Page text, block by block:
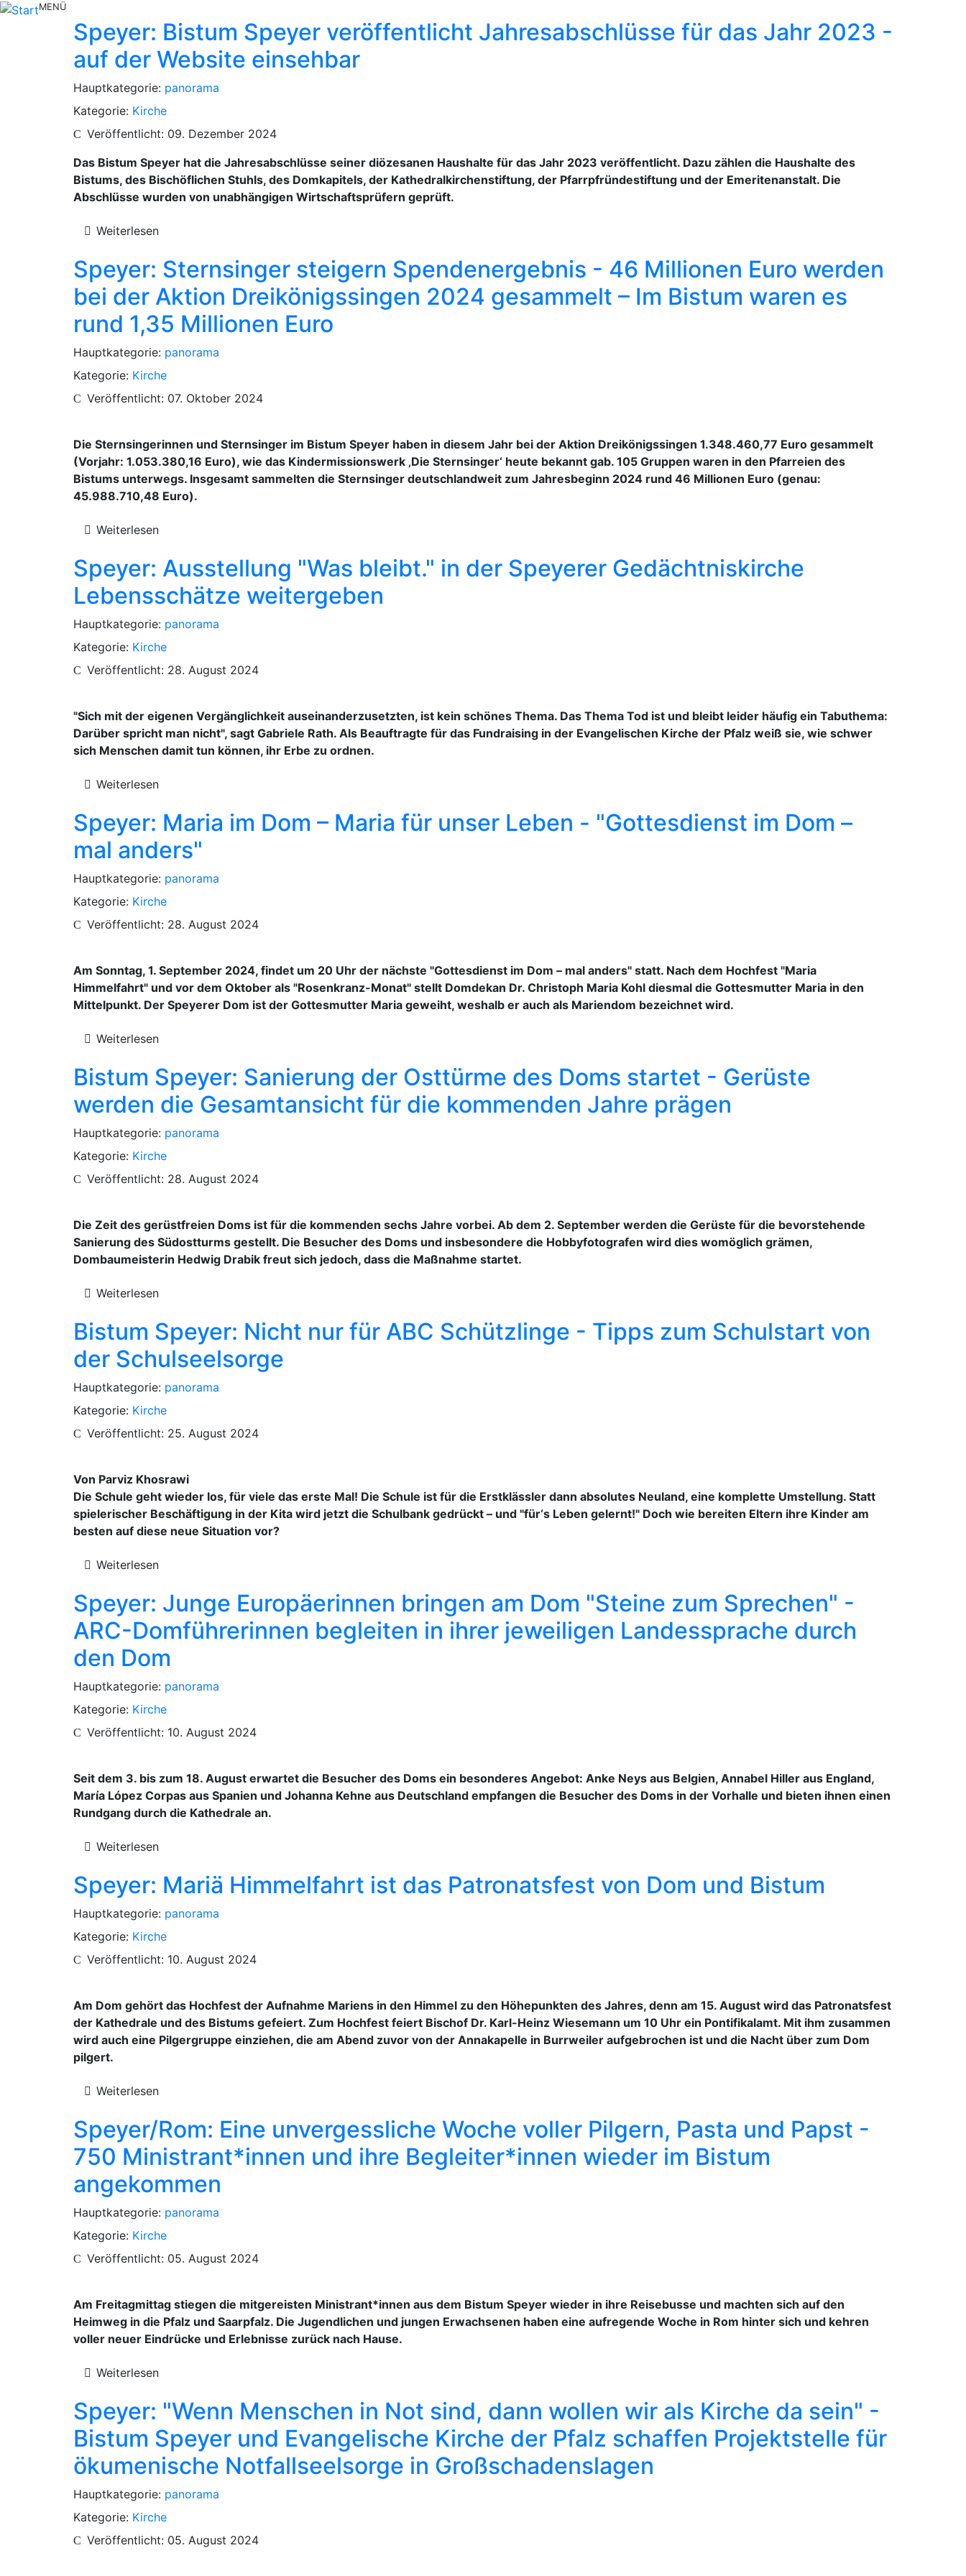
MENÜ
Speyer: Bistum Speyer veröffentlicht Jahresabschlüsse für das Jahr 2023 -
auf der Website einsehbar
Hauptkategorie: panorama
Kategorie: Kirche
Veröffentlicht: 09. Dezember 2024
Das Bistum Speyer hat die Jahresabschlüsse seiner diözesanen Haushalte für das Jahr 2023 veröffentlicht. Dazu zählen die Haushalte des
Bistums, des Bischöflichen Stuhls, des Domkapitels, der Kathedralkirchenstiftung, der Pfarrpfründestiftung und der Emeritenanstalt. Die
Abschlüsse wurden von unabhängigen Wirtschaftsprüfern geprüft.
Weiterlesen
Speyer: Sternsinger steigern Spendenergebnis - 46 Millionen Euro werden
bei der Aktion Dreikönigssingen 2024 gesammelt – Im Bistum waren es
rund 1,35 Millionen Euro
Hauptkategorie: panorama
Kategorie: Kirche
Veröffentlicht: 07. Oktober 2024
Die Sternsingerinnen und Sternsinger im Bistum Speyer haben in diesem Jahr bei der Aktion Dreikönigssingen 1.348.460,77 Euro gesammelt
(Vorjahr: 1.053.380,16 Euro), wie das Kindermissionswerk ‚Die Sternsinger‘ heute bekannt gab. 105 Gruppen waren in den Pfarreien des
Bistums unterwegs. Insgesamt sammelten die Sternsinger deutschlandweit zum Jahresbeginn 2024 rund 46 Millionen Euro (genau:
45.988.710,48 Euro).
Weiterlesen
Speyer: Ausstellung "Was bleibt." in der Speyerer Gedächtniskirche
Lebensschätze weitergeben
Hauptkategorie: panorama
Kategorie: Kirche
Veröffentlicht: 28. August 2024
"Sich mit der eigenen Vergänglichkeit auseinanderzusetzten, ist kein schönes Thema. Das Thema Tod ist und bleibt leider häufig ein Tabuthema:
Darüber spricht man nicht", sagt Gabriele Rath. Als Beauftragte für das Fundraising in der Evangelischen Kirche der Pfalz weiß sie, wie schwer
sich Menschen damit tun können, ihr Erbe zu ordnen.
Weiterlesen
Speyer: Maria im Dom – Maria für unser Leben - "Gottesdienst im Dom –
mal anders"
Hauptkategorie: panorama
Kategorie: Kirche
Veröffentlicht: 28. August 2024
Am Sonntag, 1. September 2024, findet um 20 Uhr der nächste "Gottesdienst im Dom – mal anders" statt. Nach dem Hochfest "Maria
Himmelfahrt" und vor dem Oktober als "Rosenkranz-Monat" stellt Domdekan Dr. Christoph Maria Kohl diesmal die Gottesmutter Maria in den
Mittelpunkt. Der Speyerer Dom ist der Gottesmutter Maria geweiht, weshalb er auch als Mariendom bezeichnet wird.
Weiterlesen
Bistum Speyer: Sanierung der Osttürme des Doms startet - Gerüste
werden die Gesamtansicht für die kommenden Jahre prägen
Hauptkategorie: panorama
Kategorie: Kirche
Veröffentlicht: 28. August 2024
Die Zeit des gerüstfreien Doms ist für die kommenden sechs Jahre vorbei. Ab dem 2. September werden die Gerüste für die bevorstehende
Sanierung des Südostturms gestellt. Die Besucher des Doms und insbesondere die Hobbyfotografen wird dies womöglich grämen,
Dombaumeisterin Hedwig Drabik freut sich jedoch, dass die Maßnahme startet.
Weiterlesen
Bistum Speyer: Nicht nur für ABC Schützlinge - Tipps zum Schulstart von
der Schulseelsorge
Hauptkategorie: panorama
Kategorie: Kirche
Veröffentlicht: 25. August 2024
Von Parviz Khosrawi
Die Schule geht wieder los, für viele das erste Mal! Die Schule ist für die Erstklässler dann absolutes Neuland, eine komplette Umstellung. Statt
spielerischer Beschäftigung in der Kita wird jetzt die Schulbank gedrückt – und "für‘s Leben gelernt!" Doch wie bereiten Eltern ihre Kinder am
besten auf diese neue Situation vor?
Weiterlesen
Speyer: Junge Europäerinnen bringen am Dom "Steine zum Sprechen" -
ARC-Domführerinnen begleiten in ihrer jeweiligen Landessprache durch
den Dom
Hauptkategorie: panorama
Kategorie: Kirche
Veröffentlicht: 10. August 2024
Seit dem 3. bis zum 18. August erwartet die Besucher des Doms ein besonderes Angebot: Anke Neys aus Belgien, Annabel Hiller aus England,
María López Corpas aus Spanien und Johanna Kehne aus Deutschland empfangen die Besucher des Doms in der Vorhalle und bieten ihnen einen
Rundgang durch die Kathedrale an.
Weiterlesen
Speyer: Mariä Himmelfahrt ist das Patronatsfest von Dom und Bistum
Hauptkategorie: panorama
Kategorie: Kirche
Veröffentlicht: 10. August 2024
Am Dom gehört das Hochfest der Aufnahme Mariens in den Himmel zu den Höhepunkten des Jahres, denn am 15. August wird das Patronatsfest
der Kathedrale und des Bistums gefeiert. Zum Hochfest feiert Bischof Dr. Karl-Heinz Wiesemann um 10 Uhr ein Pontifikalamt. Mit ihm zusammen
wird auch eine Pilgergruppe einziehen, die am Abend zuvor von der Annakapelle in Burrweiler aufgebrochen ist und die Nacht über zum Dom
pilgert.
Weiterlesen
Speyer/Rom: Eine unvergessliche Woche voller Pilgern, Pasta und Papst -
750 Ministrant*innen und ihre Begleiter*innen wieder im Bistum
angekommen
Hauptkategorie: panorama
Kategorie: Kirche
Veröffentlicht: 05. August 2024
Am Freitagmittag stiegen die mitgereisten Ministrant*innen aus dem Bistum Speyer wieder in ihre Reisebusse und machten sich auf den
Heimweg in die Pfalz und Saarpfalz. Die Jugendlichen und jungen Erwachsenen haben eine aufregende Woche in Rom hinter sich und kehren
voller neuer Eindrücke und Erlebnisse zurück nach Hause.
Weiterlesen
Speyer: "Wenn Menschen in Not sind, dann wollen wir als Kirche da sein" -
Bistum Speyer und Evangelische Kirche der Pfalz schaffen Projektstelle für
ökumenische Notfallseelsorge in Großschadenslagen
Hauptkategorie: panorama
Kategorie: Kirche
Veröffentlicht: 05. August 2024